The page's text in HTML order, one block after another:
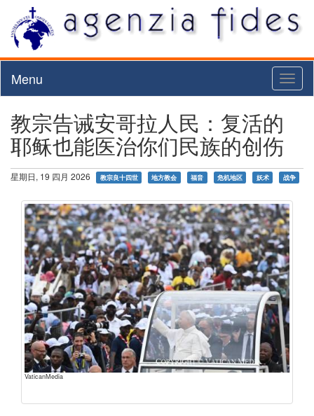
Menu
教宗告诫安哥拉人民：复活的
耶稣也能医治你们民族的创伤
星期日, 19 四月 2026 教宗良十四世 地方教会 福音 危机地区 妖术 战争
VaticanMedia